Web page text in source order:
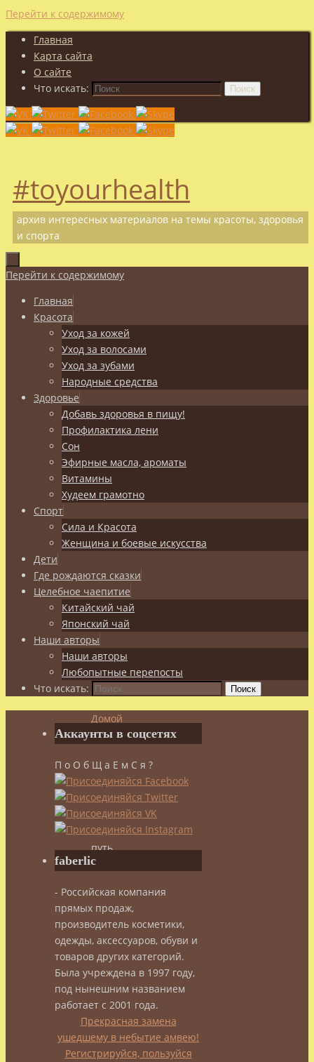
Перейти к содержимому
Главная
Карта сайта
О сайте
Что искать:
Поиск
#toyourhealth
архив интересных материалов на темы красоты, здоровья
и спорта
Перейти к содержимому
Главная
Красота
Уход за кожей
Уход за волосами
Уход за зубами
Народные средства
Здоровье
Добавь здоровья в пищу!
Профилактика лени
Сон
Эфирные масла, ароматы
Витамины
Худеем грамотно
Спорт
Сила и Красота
Женщина и боевые искусства
Дети
Где рождаются сказки
Целебное чаепитие
Китайский чай
Японский чай
Наши авторы
Наши авторы
Любопытные перепосты
Что искать:
Поиск
Домой
Целебное
Китайский
чай
Синий
чай
–
путь
к
Синий
чай
–
путь
Аккаунты в соцсетях
П о О б Щ а Е м С я ?
faberlic
- Российская компания
прямых продаж,
производитель косметики,
одежды, аксессуаров, обуви и
товаров других категорий.
Была учреждена в 1997 году,
под нынешним названием
работает с 2001 года.
Прекрасная замена
ушедшему в небытие амвею!
Регистрируйся, пользуйся